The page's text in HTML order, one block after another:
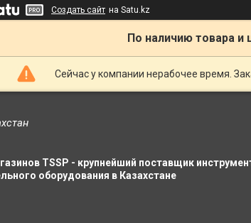
Создать сайт на Satu.kz
По наличию товара и
Сейчас у компании нерабочее время.
TSSP - крупнейший поставщик
оборудования в Казахстане